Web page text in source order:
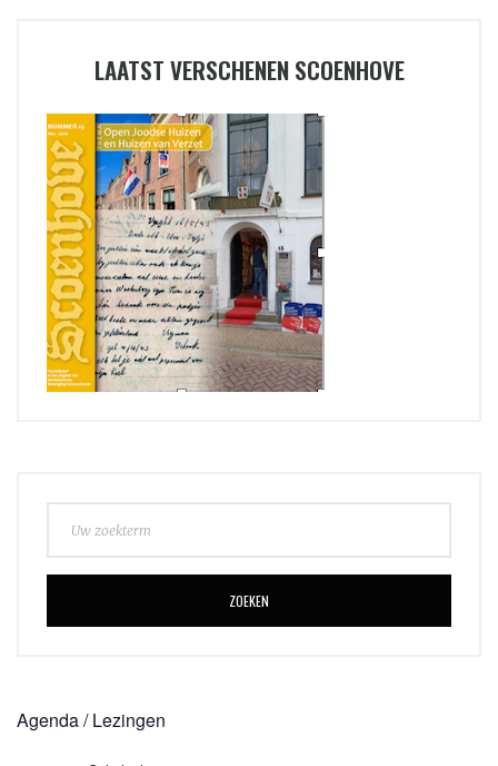
LAATST VERSCHENEN SCOENHOVE
ZOEKEN
Agenda / Lezingen